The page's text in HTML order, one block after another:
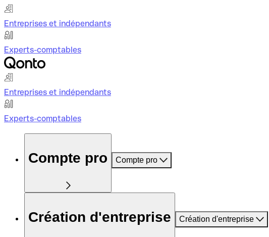
Entreprises et indépendants
Experts-comptables
Entreprises et indépendants
Experts-comptables
Compte pro Compte pro
Création d'entreprise Création d'entreprise